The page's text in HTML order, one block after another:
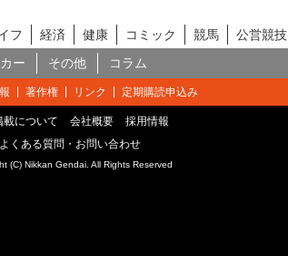
フ 経済 健康 コミック 競馬 公営競技
ー その他 コラム
著作権 リンク 定期購読申込み
載について 会社概要
採用情報
よくある質問・お問い合わせ
(C) Nikkan Gendai. All Rights Reserved